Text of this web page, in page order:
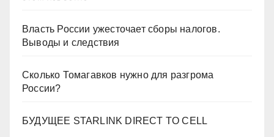
Власть России ужесточает сборы налогов.
Выводы и следствия
Сколько Томагавков нужно для разгрома
России?
БУДУЩЕЕ STARLINK DIRECT TO CELL